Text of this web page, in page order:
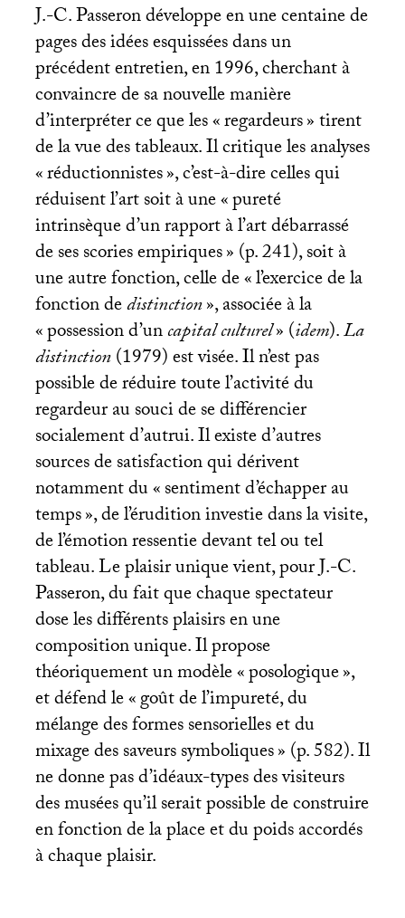
J.-C. Passeron développe en une centaine de
pages des idées esquissées dans un
précédent entretien, en 1996, cherchant à
convaincre de sa nouvelle manière
d’interpréter ce que les «regardeurs» tirent
de la vue des tableaux. Il critique les analyses
«réductionnistes», c’est-à-dire celles qui
réduisent l’art soit à une «pureté
intrinsèque d’un rapport à l’art débarrassé
de ses scories empiriques» (p. 241), soit à
une autre fonction, celle de «l’exercice de la
fonction dedistinction», associée à la
«possession d’uncapital culturel» (idem).La
distinction(1979) est visée. Il n’est pas
possible de réduire toute l’activité du
regardeur au souci de se différencier
socialement d’autrui. Il existe d’autres
sources de satisfaction qui dérivent
notamment du «sentiment d’échapper au
temps», de l’érudition investie dans la visite,
de l’émotion ressentie devant tel ou tel
tableau. Le plaisir unique vient, pour J.-C.
Passeron, du fait que chaque spectateur
dose les différents plaisirs en une
composition unique. Il propose
théoriquement un modèle «posologique»,
et défend le «goût de l’impureté, du
mélange des formes sensorielles et du
mixage des saveurs symboliques» (p. 582). Il
ne donne pas d’idéaux-types des visiteurs
des musées qu’il serait possible de construire
en fonction de la place et du poids accordés
à chaque plaisir.